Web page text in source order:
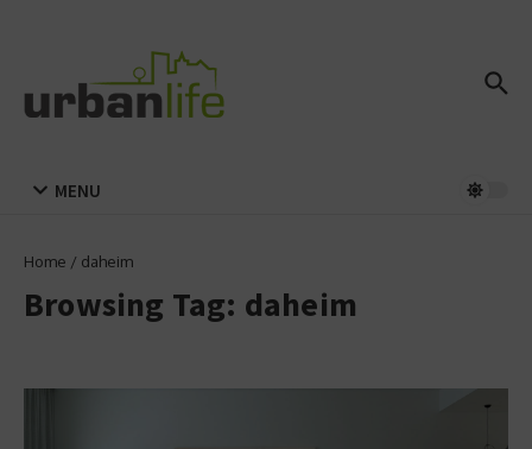
MENU
Home / daheim
Browsing Tag: daheim